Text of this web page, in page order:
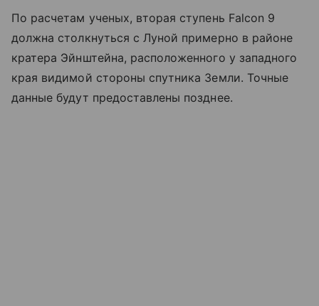
По расчетам ученых, вторая ступень Falcon 9
должна столкнуться с Луной примерно в районе
кратера Эйнштейна, расположенного у западного
края видимой стороны спутника Земли. Точные
данные будут предоставлены позднее.